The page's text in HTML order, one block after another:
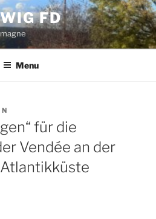
FD
Menu
für die
Vendée an der